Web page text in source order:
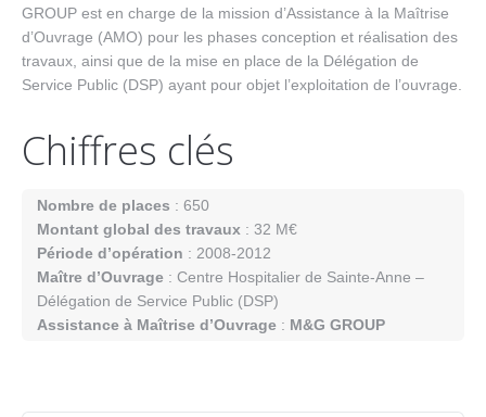
GROUP est en charge de la mission d’Assistance à la Maîtrise
d’Ouvrage (AMO) pour les phases conception et réalisation des
travaux, ainsi que de la mise en place de la Délégation de
Service Public (DSP) ayant pour objet l’exploitation de l’ouvrage.
Chiffres clés
Nombre de places : 650
Montant global des travaux : 32 M€
Période d’opération : 2008-2012
Maître d’Ouvrage : Centre Hospitalier de Sainte-Anne –
Délégation de Service Public (DSP)
Assistance à Maîtrise d’Ouvrage : M&G GROUP